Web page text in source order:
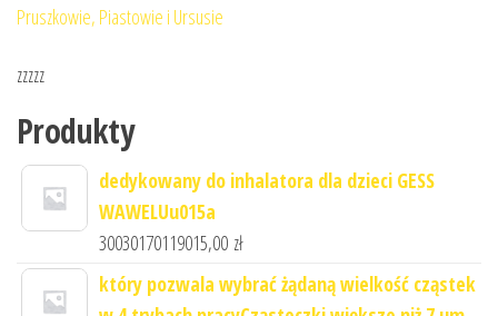
Pruszkowie, Piastowie i Ursusie
zzzzz
Produkty
dedykowany do inhalatora dla dzieci GESS
WAWELUu015a
30030170119015,00 zł
który pozwala wybrać żądaną wielkość cząstek